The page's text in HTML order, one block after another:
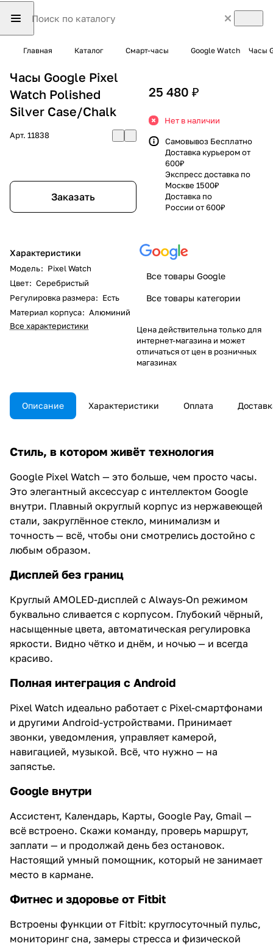
Главная Каталог Смарт-часы Google Watch Часы
Часы Google Pixel
Watch Polished
Silver Case/Chalk
Арт. 11838
Заказать
Характеристики
Модель: Pixel Watch
Цвет: Серебристый
Регулировка размера: Есть
Материал корпуса: Алюминий
Все характеристики
25 480 ₽
Нет в наличии
Самовывоз Бесплатно
Доставка курьером от
600₽
Экспресс доставка по
Москве 1500₽
Доставка по
России от 600₽
Все товары Google
Все товары категории
Цена действительна только для
интернет-магазина и может
отличаться от цен в розничных
магазинах
Описание Характеристики Оплата
Стиль, в котором живёт технология
Google Pixel Watch — это больше, чем просто часы.
Это элегантный аксессуар с интеллектом Google
внутри. Плавный округлый корпус из нержавеющей
стали, закруглённое стекло, минимализм и
точность — всё, чтобы они смотрелись достойно с
любым образом.
Дисплей без границ
Круглый AMOLED-дисплей с Always-On режимом
буквально сливается с корпусом. Глубокий чёрный,
насыщенные цвета, автоматическая регулировка
яркости. Видно чётко и днём, и ночью — и всегда
красиво.
Полная интеграция с Android
Pixel Watch идеально работает с Pixel-смартфонами
и другими Android-устройствами. Принимает
звонки, уведомления, управляет камерой,
навигацией, музыкой. Всё, что нужно — на
запястье.
Google внутри
Ассистент, Календарь, Карты, Google Pay, Gmail —
всё встроено. Скажи команду, проверь маршрут,
заплати — и продолжай день без остановок.
Настоящий умный помощник, который не занимает
место в кармане.
Фитнес и здоровье от Fitbit
Встроены функции от Fitbit: круглосуточный пульс,
мониторинг сна, замеры стресса и физической